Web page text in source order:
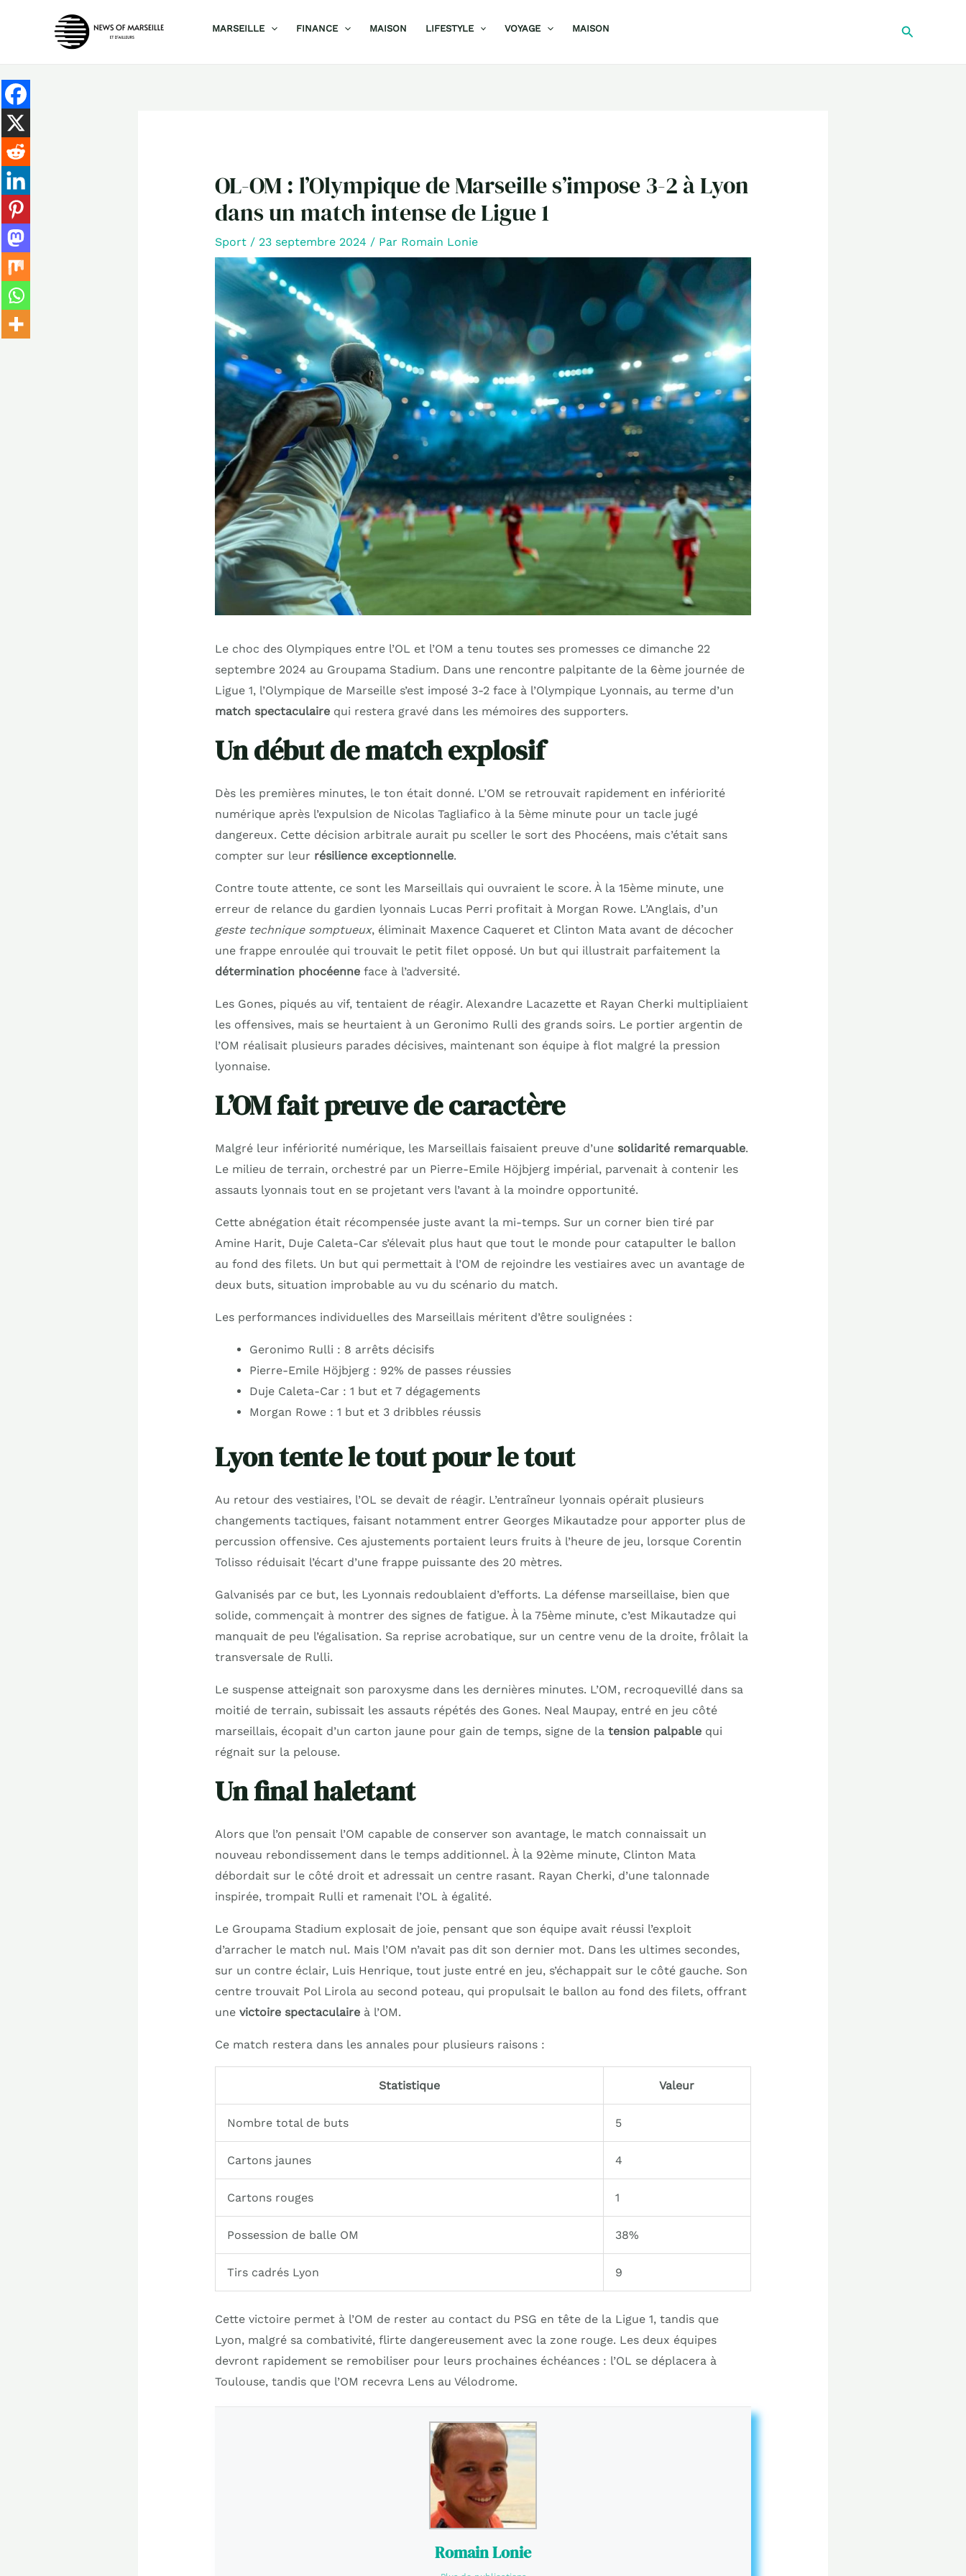
MARSEILLE FINANCE MAISON LIFESTYLE VOYAGE MAISON
OL-OM : l’Olympique de Marseille s’impose 3-2 à Lyon
dans un match intense de Ligue 1
Sport/ 23 septembre 2024 / Par Romain Lonie
Le choc des Olympiques entre l’OL et l’OM a tenu toutes ses promesses ce dimanche 22
septembre 2024 au Groupama Stadium. Dans une rencontre palpitante de la 6ème journée de
Ligue 1, l’Olympique de Marseille s’est imposé 3-2 face à l’Olympique Lyonnais, au terme d’un
match spectaculairequi restera gravé dans les mémoires des supporters.
Un début de match explosif
Dès les premières minutes, le ton était donné. L’OM se retrouvait rapidement en infériorité
numérique après l’expulsion de Nicolas Tagliafico à la 5ème minute pour un tacle jugé
dangereux. Cette décision arbitrale aurait pu sceller le sort des Phocéens, mais c’était sans
compter sur leur résilience exceptionnelle.
Contre toute attente, ce sont les Marseillais qui ouvraient le score. À la 15ème minute, une
erreur de relance du gardien lyonnais Lucas Perri profitait à Morgan Rowe. L’Anglais, d’un
geste technique somptueux, éliminait Maxence Caqueret et Clinton Mata avant de décocher
une frappe enroulée qui trouvait le petit filet opposé. Un but qui illustrait parfaitement la
détermination phocéenneface à l’adversité.
Les Gones, piqués au vif, tentaient de réagir. Alexandre Lacazette et Rayan Cherki multipliaient
les offensives, mais se heurtaient à un Geronimo Rulli des grands soirs. Le portier argentin de
l’OM réalisait plusieurs parades décisives, maintenant son équipe à flot malgré la pression
lyonnaise.
L’OM fait preuve de caractère
Malgré leur infériorité numérique, les Marseillais faisaient preuve d’une solidarité remarquable.
Le milieu de terrain, orchestré par un Pierre-Emile Höjbjerg impérial, parvenait à contenir les
assauts lyonnais tout en se projetant vers l’avant à la moindre opportunité.
Cette abnégation était récompensée juste avant la mi-temps. Sur un corner bien tiré par
Amine Harit, Duje Caleta-Car s’élevait plus haut que tout le monde pour catapulter le ballon
au fond des filets. Un but qui permettait à l’OM de rejoindre les vestiaires avec un avantage de
deux buts, situation improbable au vu du scénario du match.
Les performances individuelles des Marseillais méritent d’être soulignées :
Geronimo Rulli : 8 arrêts décisifs
Pierre-Emile Höjbjerg : 92% de passes réussies
Duje Caleta-Car : 1 but et 7 dégagements
Morgan Rowe : 1 but et 3 dribbles réussis
Lyon tente le tout pour le tout
Au retour des vestiaires, l’OL se devait de réagir. L’entraîneur lyonnais opérait plusieurs
changements tactiques, faisant notamment entrer Georges Mikautadze pour apporter plus de
percussion offensive. Ces ajustements portaient leurs fruits à l’heure de jeu, lorsque Corentin
Tolisso réduisait l’écart d’une frappe puissante des 20 mètres.
Galvanisés par ce but, les Lyonnais redoublaient d’efforts. La défense marseillaise, bien que
solide, commençait à montrer des signes de fatigue. À la 75ème minute, c’est Mikautadze qui
manquait de peu l’égalisation. Sa reprise acrobatique, sur un centre venu de la droite, frôlait la
transversale de Rulli.
Le suspense atteignait son paroxysme dans les dernières minutes. L’OM, recroquevillé dans sa
moitié de terrain, subissait les assauts répétés des Gones. Neal Maupay, entré en jeu côté
marseillais, écopait d’un carton jaune pour gain de temps, signe de la tension palpablequi
régnait sur la pelouse.
Un final haletant
Alors que l’on pensait l’OM capable de conserver son avantage, le match connaissait un
nouveau rebondissement dans le temps additionnel. À la 92ème minute, Clinton Mata
débordait sur le côté droit et adressait un centre rasant. Rayan Cherki, d’une talonnade
inspirée, trompait Rulli et ramenait l’OL à égalité.
Le Groupama Stadium explosait de joie, pensant que son équipe avait réussi l’exploit
d’arracher le match nul. Mais l’OM n’avait pas dit son dernier mot. Dans les ultimes secondes,
sur un contre éclair, Luis Henrique, tout juste entré en jeu, s’échappait sur le côté gauche. Son
centre trouvait Pol Lirola au second poteau, qui propulsait le ballon au fond des filets, offrant
une victoire spectaculaireà l’OM.
Ce match restera dans les annales pour plusieurs raisons :
Statistique Valeur
Nombre total de buts 5
Cartons jaunes 4
Cartons rouges 1
Possession de balle OM 38%
Tirs cadrés Lyon 9
Cette victoire permet à l’OM de rester au contact du PSG en tête de la Ligue 1, tandis que
Lyon, malgré sa combativité, flirte dangereusement avec la zone rouge. Les deux équipes
devront rapidement se remobiliser pour leurs prochaines échéances : l’OL se déplacera à
Toulouse, tandis que l’OM recevra Lens au Vélodrome.
Romain Lonie